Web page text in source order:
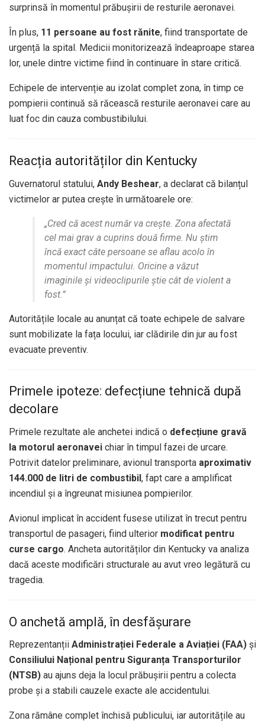
surprinsă în momentul prăbușirii de resturile aeronavei.
În plus, 11 persoane au fost rănite, fiind transportate de
urgență la spital. Medicii monitorizează îndeaproape starea
lor, unele dintre victime fiind în continuare în stare critică.
Echipele de intervenție au izolat complet zona, în timp ce
pompierii continuă să răcească resturile aeronavei care au
luat foc din cauza combustibilului.
Reacția autorităților din Kentucky
Guvernatorul statului, Andy Beshear, a declarat că bilanțul
victimelor ar putea crește în următoarele ore:
„Cred că acest număr va crește. Zona afectată
cel mai grav a cuprins două firme. Nu știm
încă exact câte persoane se aflau acolo în
momentul impactului. Oricine a văzut
imaginile și videoclipurile știe cât de violent a
fost.”
Autoritățile locale au anunțat că toate echipele de salvare
sunt mobilizate la fața locului, iar clădirile din jur au fost
evacuate preventiv.
Primele ipoteze: defecțiune tehnică după
decolare
Primele rezultate ale anchetei indică o defecțiune gravă
la motorul aeronavei chiar în timpul fazei de urcare.
Potrivit datelor preliminare, avionul transporta aproximativ
144.000 de litri de combustibil, fapt care a amplificat
incendiul și a îngreunat misiunea pompierilor.
Avionul implicat în accident fusese utilizat în trecut pentru
transportul de pasageri, fiind ulterior modificat pentru
curse cargo. Ancheta autorităților din Kentucky va analiza
dacă aceste modificări structurale au avut vreo legătură cu
tragedia.
O anchetă amplă, în desfășurare
Reprezentanții Administrației Federale a Aviației (FAA) și
Consiliului Național pentru Siguranța Transporturilor
(NTSB) au ajuns deja la locul prăbușirii pentru a colecta
probe și a stabili cauzele exacte ale accidentului.
Zona rămâne complet închisă publicului, iar autoritățile au